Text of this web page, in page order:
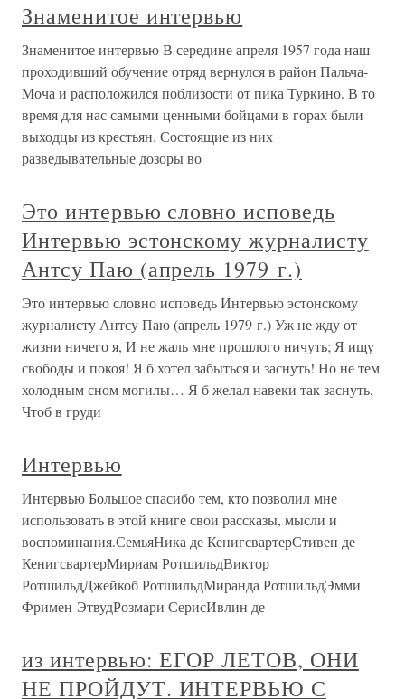
Знаменитое интервью
Знаменитое интервью В середине апреля 1957 года наш
проходивший обучение отряд вернулся в район Пальча-
Моча и расположился поблизости от пика Туркино. В то
время для нас самыми ценными бойцами в горах были
выходцы из крестьян. Состоящие из них
разведывательные дозоры во
Это интервью словно исповедь
Интервью эстонскому журналисту
Антсу Паю (апрель 1979 г.)
Это интервью словно исповедь Интервью эстонскому
журналисту Антсу Паю (апрель 1979 г.) Уж не жду от
жизни ничего я, И не жаль мне прошлого ничуть; Я ищу
свободы и покоя! Я б хотел забыться и заснуть! Но не тем
холодным сном могилы… Я б желал навеки так заснуть,
Чтоб в груди
Интервью
Интервью Большое спасибо тем, кто позволил мне
использовать в этой книге свои рассказы, мысли и
воспоминания.СемьяНика де КенигсвартерСтивен де
КенигсвартерМириам РотшильдВиктор
РотшильдДжейкоб РотшильдМиранда РотшильдЭмми
Фримен-ЭтвудРозмари СерисИвлин де
из интервью: ЕГОР ЛЕТОВ, ОНИ
НЕ ПРОЙДУТ. ИНТЕРВЬЮ С